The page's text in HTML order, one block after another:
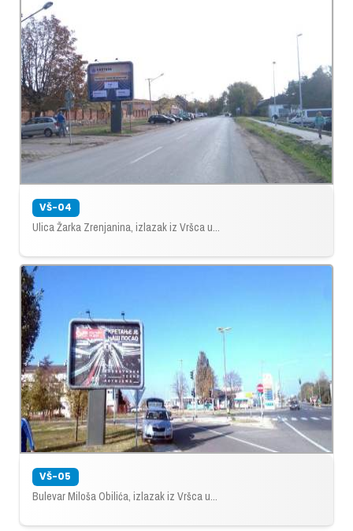
VŠ-04
Ulica Žarka Zrenjanina, izlazak iz Vršca u...
VŠ-05
Bulevar Miloša Obilića, izlazak iz Vršca u...